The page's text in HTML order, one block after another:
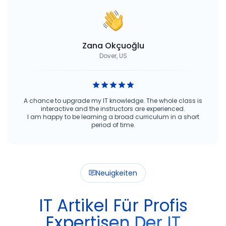
Zana Okçuoğlu
Dover, US
A chance to upgrade my IT knowledge. The whole class is
interactive and the instructors are experienced.
I am happy to be learning a broad curriculum in a short
period of time.
Neuigkeiten
IT Artikel Für Profis